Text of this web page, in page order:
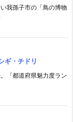
我孫子市の「鳥の博物
ギ・チドリ
「都道府県魅力度ラン